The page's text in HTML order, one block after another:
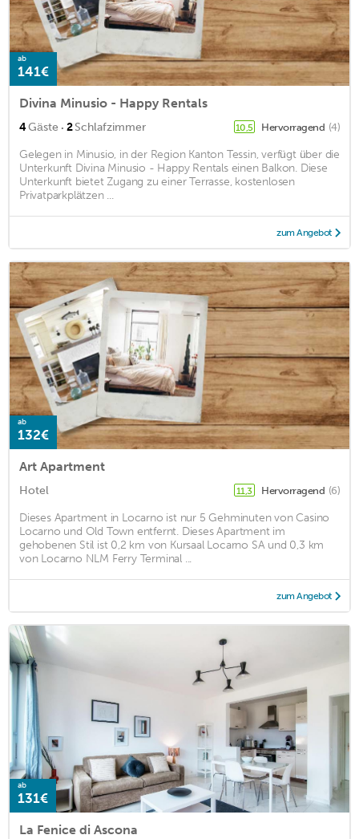
ab
141€
Divina Minusio - Happy Rentals
4Gäste · 2Schlafzimmer 10,5 Hervorragend (4)
Gelegen in Minusio, in der Region Kanton Tessin, verfügt über die
Unterkunft Divina Minusio - Happy Rentals einen Balkon. Diese
Unterkunft bietet Zugang zu einer Terrasse, kostenlosen
Privatparkplätzen ...
zum Angebot
ab
132€
Art Apartment
Hotel 11,3 Hervorragend (6)
Dieses Apartment in Locarno ist nur 5 Gehminuten von Casino
Locarno und Old Town entfernt. Dieses Apartment im
gehobenen Stil ist 0,2 km von Kursaal Locarno SA und 0,3 km
von Locarno NLM Ferry Terminal ...
zum Angebot
ab
131€
La Fenice di Ascona